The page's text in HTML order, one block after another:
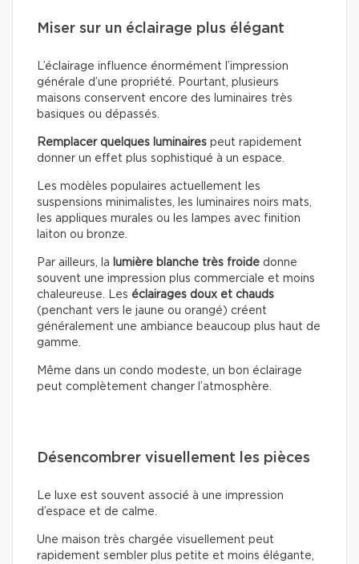
Miser sur un éclairage plus élégant
L’éclairage influence énormément l’impression
générale d’une propriété. Pourtant, plusieurs
maisons conservent encore des luminaires très
basiques ou dépassés.
Remplacer quelques luminaires peut rapidement
donner un effet plus sophistiqué à un espace.
Les modèles populaires actuellement les
suspensions minimalistes, les luminaires noirs mats,
les appliques murales ou les lampes avec finition
laiton ou bronze.
Par ailleurs, la lumière blanche très froide donne
souvent une impression plus commerciale et moins
chaleureuse. Les éclairages doux et chauds
(penchant vers le jaune ou orangé) créent
généralement une ambiance beaucoup plus haut de
gamme.
Même dans un condo modeste, un bon éclairage
peut complètement changer l’atmosphère.
Désencombrer visuellement les pièces
Le luxe est souvent associé à une impression
d’espace et de calme.
Une maison très chargée visuellement peut
rapidement sembler plus petite et moins élégante,